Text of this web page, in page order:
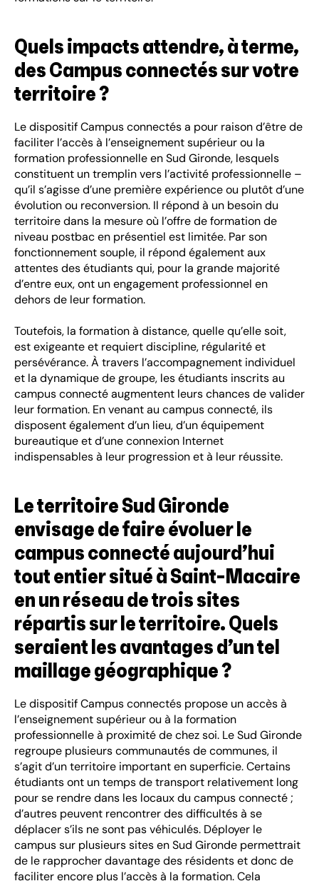
Quels impacts attendre, à terme,
des Campus connectés sur votre
territoire ?
Le dispositif Campus connectés a pour raison d’être de
faciliter l’accès à l’enseignement supérieur ou la
formation professionnelle en Sud Gironde, lesquels
constituent un tremplin vers l’activité professionnelle –
qu’il s’agisse d’une première expérience ou plutôt d’une
évolution ou reconversion. Il répond à un besoin du
territoire dans la mesure où l’offre de formation de
niveau postbac en présentiel est limitée. Par son
fonctionnement souple, il répond également aux
attentes des étudiants qui, pour la grande majorité
d’entre eux, ont un engagement professionnel en
dehors de leur formation.
Toutefois, la formation à distance, quelle qu’elle soit,
est exigeante et requiert discipline, régularité et
persévérance. À travers l’accompagnement individuel
et la dynamique de groupe, les étudiants inscrits au
campus connecté augmentent leurs chances de valider
leur formation. En venant au campus connecté, ils
disposent également d’un lieu, d’un équipement
bureautique et d’une connexion Internet
indispensables à leur progression et à leur réussite.
Le territoire Sud Gironde
envisage de faire évoluer le
campus connecté aujourd’hui
tout entier situé à Saint-Macaire
en un réseau de trois sites
répartis sur le territoire. Quels
seraient les avantages d’un tel
maillage géographique ?
Le dispositif Campus connectés propose un accès à
l’enseignement supérieur ou à la formation
professionnelle à proximité de chez soi. Le Sud Gironde
regroupe plusieurs communautés de communes, il
s’agit d’un territoire important en superficie. Certains
étudiants ont un temps de transport relativement long
pour se rendre dans les locaux du campus connecté ;
d’autres peuvent rencontrer des difficultés à se
déplacer s’ils ne sont pas véhiculés. Déployer le
campus sur plusieurs sites en Sud Gironde permettrait
de le rapprocher davantage des résidents et donc de
faciliter encore plus l’accès à la formation. Cela